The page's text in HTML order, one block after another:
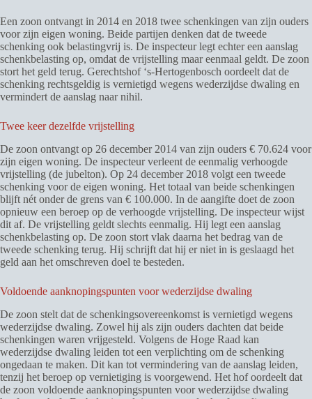
Een zoon ontvangt in 2014 en 2018 twee schenkingen van zijn ouders
voor zijn eigen woning. Beide partijen denken dat de tweede
schenking ook belastingvrij is. De inspecteur legt echter een aanslag
schenkbelasting op, omdat de vrijstelling maar eenmaal geldt. De zoon
stort het geld terug. Gerechtshof ‘s-Hertogenbosch oordeelt dat de
schenking rechtsgeldig is vernietigd wegens wederzijdse dwaling en
vermindert de aanslag naar nihil.
Twee keer dezelfde vrijstelling
De zoon ontvangt op 26 december 2014 van zijn ouders € 70.624 voor
zijn eigen woning. De inspecteur verleent de eenmalig verhoogde
vrijstelling (de jubelton). Op 24 december 2018 volgt een tweede
schenking voor de eigen woning. Het totaal van beide schenkingen
blijft nét onder de grens van € 100.000. In de aangifte doet de zoon
opnieuw een beroep op de verhoogde vrijstelling. De inspecteur wijst
dit af. De vrijstelling geldt slechts eenmalig. Hij legt een aanslag
schenkbelasting op. De zoon stort vlak daarna het bedrag van de
tweede schenking terug. Hij schrijft dat hij er niet in is geslaagd het
geld aan het omschreven doel te besteden.
Voldoende aanknopingspunten voor wederzijdse dwaling
De zoon stelt dat de schenkingsovereenkomst is vernietigd wegens
wederzijdse dwaling. Zowel hij als zijn ouders dachten dat beide
schenkingen waren vrijgesteld. Volgens de Hoge Raad kan
wederzijdse dwaling leiden tot een verplichting om de schenking
ongedaan te maken. Dit kan tot vermindering van de aanslag leiden,
tenzij het beroep op vernietiging is voorgewend. Het hof oordeelt dat
de zoon voldoende aanknopingspunten voor wederzijdse dwaling